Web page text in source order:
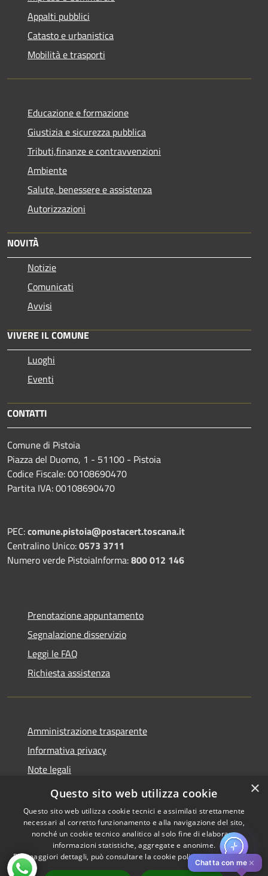
Appalti pubblici
Catasto e urbanistica
Mobilità e trasporti
Educazione e formazione
Giustizia e sicurezza pubblica
Tributi,finanze e contravvenzioni
Ambiente
Salute, benessere e assistenza
Autorizzazioni
NOVITÀ
Notizie
Comunicati
Avvisi
VIVERE IL COMUNE
Luoghi
Eventi
CONTATTI
Comune di Pistoia
Piazza del Duomo, 1 - 51100 - Pistoia
Codice Fiscale: 00108690470
Partita IVA: 00108690470
PEC:comune.pistoia@postacert.toscana.it
Centralino Unico:0573 3711
Numero verde PistoiaInforma:800 012 146
Prenotazione appuntamento
Segnalazione disservizio
Leggi le FAQ
Richiesta assistenza
Amministrazione trasparente
Informativa privacy
Note legali
Dichiarazione di accessibilità
Accessibilità
Copyright © 2026 • Comune di
Pistoia • Powered by
Chatta con me ✕
×
Questo sito web utilizza cookie
Questo sito web utilizza cookie tecnici e assimilati strettamente
necessari al corretto funzionamento e alla navigazione del sito,
nonché un cookie tecnico analitico al solo fine di elaborare
informazioni statistiche, aggregate e anonime.
Per maggiori dettagli, può consultare la cookie policy al seguentelink